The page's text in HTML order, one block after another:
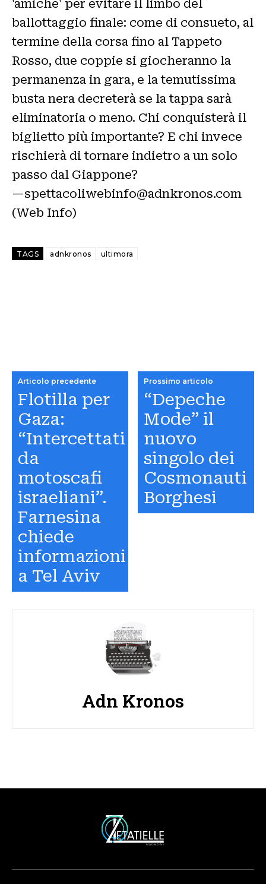
'amiche' per evitare il limbo del
ballottaggio finale: come di consueto, al
termine della corsa fino al Tappeto
Rosso, due coppie si giocheranno la
permanenza in gara, e la temutissima
busta nera decreterà se la tappa sarà
eliminatoria o meno. Chi conquisterà il
biglietto più importante? E chi invece
rischierà di tornare indietro a un solo
passo dal Giappone?
—spettacoliwebinfo@adnkronos.com
(Web Info)
TAGS adnkronos ultimora
Articolo precedente
Flotilla per
Gaza:
“Intercettati
da
motoscafi
israeliani”.
Farnesina
chiede
informazioni
a Tel Aviv
Prossimo articolo
“Depeche
Mode” il
nuovo
singolo dei
Cosmonauti
Borghesi
Adn Kronos